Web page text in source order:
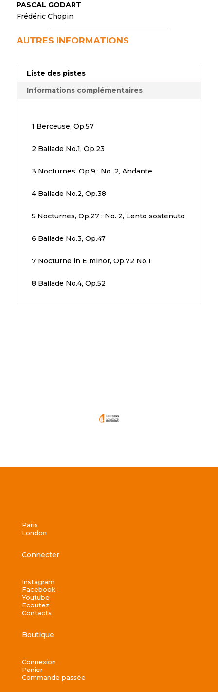
PASCAL GODART
Frédéric Chopin
AUTRES INFORMATIONS
Liste des pistes
Informations complémentaires
1 Berceuse, Op.57
2 Ballade No.1, Op.23
3 Nocturnes, Op.9 : No. 2, Andante
4 Ballade No.2, Op.38
5 Nocturnes, Op.27 : No. 2, Lento sostenuto
6 Ballade No.3, Op.47
7 Nocturne in E minor, Op.72 No.1
8 Ballade No.4, Op.52
Paris
London
Connecter
Instagram
Facebook
Youtube
Ecoutez
Contacts
Boutique
Connexion
Panier
Commande passée